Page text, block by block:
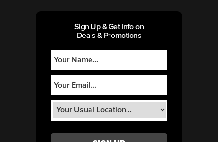
Sign Up & Get Info on
Deals & Promotions